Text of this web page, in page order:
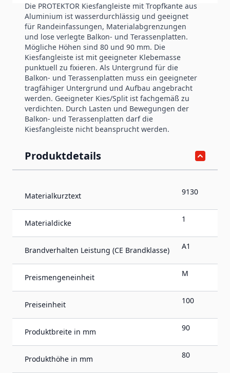
Die PROTEKTOR Kiesfangleiste mit Tropfkante aus
Aluminium ist wasserdurchlässig und geeignet
für Randeinfassungen, Materialabgrenzungen
und lose verlegte Balkon- und Terassenplatten.
Mögliche Höhen sind 80 und 90 mm. Die
Kiesfangleiste ist mit geeigneter Klebemasse
punktuell zu fixieren. Als Untergrund für die
Balkon- und Terassenplatten muss ein geeigneter
tragfähiger Untergrund und Aufbau angebracht
werden. Geeigneter Kies/Split ist fachgemäß zu
verdichten. Durch Lasten und Bewegungen der
Balkon- und Terassenplatten darf die
Kiesfangleiste nicht beansprucht werden.
Produktdetails
Materialkurztext 9130
Materialdicke 1
Brandverhalten Leistung (CE Brandklasse) A1
Preismengeneinheit M
Preiseinheit 100
Produktbreite in mm 90
Produkthöhe in mm 80